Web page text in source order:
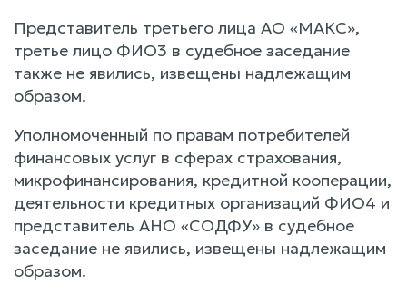
Представитель третьего лица АО «МАКС»,
третье лицо ФИО3 в судебное заседание
также не явились, извещены надлежащим
образом.
Уполномоченный по правам потребителей
финансовых услуг в сферах страхования,
микрофинансирования, кредитной кооперации,
деятельности кредитных организаций ФИО4 и
представитель АНО «СОДФУ» в судебное
заседание не явились, извещены надлежащим
образом.